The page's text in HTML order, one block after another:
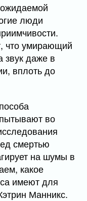
люди
что умирающий
звук даже в
вплоть до
во
смертью
на шумы в
какое
имеют для
Манникс.